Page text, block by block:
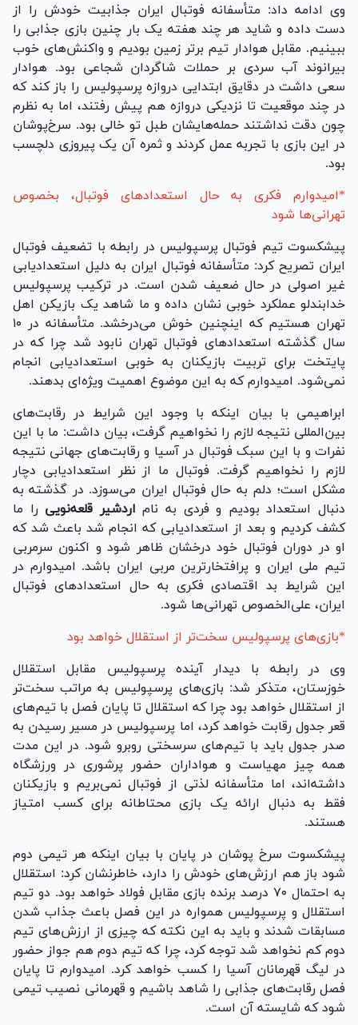
وی ادامه داد: متأسفانه فوتبال ایران جذابیت خودش را از
دست داده و شاید هر چند هفته یک بار چنین بازی جذابی را
ببینیم. مقابل هوادار تیم برتر زمین بودیم و واکنش‌های خوب
بیرانوند آب سردی بر حملات شاگردان شجاعی بود. هوادار
سعی داشت در دقایق ابتدایی دروازه پرسپولیس را باز کند که
در چند موقعیت تا نزدیکی دروازه هم پیش رفتند، اما به نظرم
چون دقت نداشتند حمله‌هایشان طبل تو خالی بود. سرخ‌پوشان
در این بازی با تجربه عمل کردند و ثمره آن یک پیروزی دلچسب
بود.
*امیدوارم فکری به حال استعداد‌های فوتبال، بخصوص
تهرانی‌ها شود
پیشکسوت تیم فوتبال پرسپولیس در رابطه با تضعیف فوتبال
ایران تصریح کرد: متأسفانه فوتبال ایران به دلیل استعدادیابی
غیر اصولی در حال ضعیف شدن است. در ترکیب پرسپولیس
خدابندلو عملکرد خوبی نشان داده و ما شاهد یک بازیکن اهل
تهران هستیم که اینچنین خوش می‌درخشد. متأسفانه در ۱۰
سال گذشته استعدادهای فوتبال تهران نابود شد چرا که در
پایتخت برای تربیت بازیکنان به خوبی استعدادیابی انجام
نمی‌شود. امیدوارم که به این موضوع اهمیت ویژه‌ای بدهند.
ابراهیمی با بیان اینکه با وجود این شرایط در رقابت‌های
بین‌المللی نتیجه لازم را نخواهیم گرفت، بیان داشت: ما با این
نفرات و با این سبک فوتبال در آسیا و رقابت‌های جهانی نتیجه
لازم را نخواهیم گرفت. فوتبال ما از نظر استعدادیابی دچار
مشکل است؛ دلم به حال فوتبال ایران می‌سوزد. در گذشته به
دنبال استعداد بودیم و فردی به نام اردشیر قلعه‌نویی را ما
کشف کردیم و بعد از استعدادیابی که انجام شد باعث شد که
او در دوران فوتبال خود درخشان ظاهر شود و اکنون سرمربی
تیم ملی ایران و پرافتخارترین مربی ایران باشد. امیدوارم در
این شرایط بد اقتصادی فکری به حال استعداد‌های فوتبال
ایران، علی‌الخصوص تهرانی‌ها شود.
*بازی‌های پرسپولیس سخت‌تر از استقلال خواهد بود
وی در رابطه با دیدار آینده پرسپولیس مقابل استقلال
خوزستان، متذکر شد: بازی‌های پرسپولیس به مراتب سخت‌تر
از استقلال خواهد بود چرا که استقلال تا پایان فصل با تیم‌های
قعر جدول رقابت خواهد کرد، اما پرسپولیس در مسیر رسیدن به
صدر جدول باید با تیم‌های سرسختی روبرو شود. در این مدت
همه چیز مهیاست و هواداران حضور پرشوری در ورزشگاه
داشته‌اند، اما متأسفانه لذتی از فوتبال نمی‌بریم و بازیکنان
فقط به دنبال ارائه یک بازی محتاطانه برای کسب امتیاز
هستند.
پیشکسوت سرخ پوشان در پایان با بیان اینکه هر تیمی دوم
شود باز هم ارزش‌های خودش را دارد، خاطرنشان کرد: استقلال
به احتمال ۷۰ درصد برنده بازی مقابل فولاد خواهد بود. دو تیم
استقلال و پرسپولیس همواره در این فصل باعث جذاب شدن
مسابقات شدند و باید به این نکته که چیزی از ارزش‌های تیم
دوم کم نخواهد شد توجه کرد، چرا که تیم دوم هم جواز حضور
در لیگ قهرمانان آسیا را کسب خواهد کرد. امیدوارم تا پایان
فصل رقابت‌های جذابی را شاهد باشیم و قهرمانی نصیب تیمی
شود که شایسته آن است.